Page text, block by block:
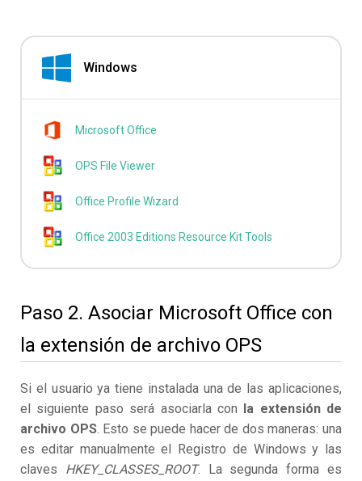
Windows
Microsoft Office
OPS File Viewer
Office Profile Wizard
Office 2003 Editions Resource Kit Tools
Paso 2. Asociar Microsoft Office con
la extensión de archivo OPS
Si el usuario ya tiene instalada una de las aplicaciones,
el siguiente paso será asociarla con la extensión de
archivo OPS. Esto se puede hacer de dos maneras: una
es editar manualmente el Registro de Windows y las
claves HKEY_CLASSES_ROOT. La segunda forma es